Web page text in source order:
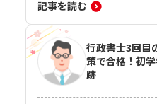
記事を読む
行政書士3回目
策で合格！初
跡